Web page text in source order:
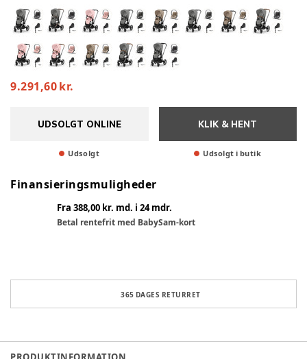
9.291,60 kr.
UDSOLGT ONLINE
Udsolgt
KLIK & HENT
Udsolgt i butik
Finansieringsmuligheder
Fra 388,00 kr. md. i 24 mdr.
Betal rentefrit med BabySam-kort
365 DAGES RETURRET